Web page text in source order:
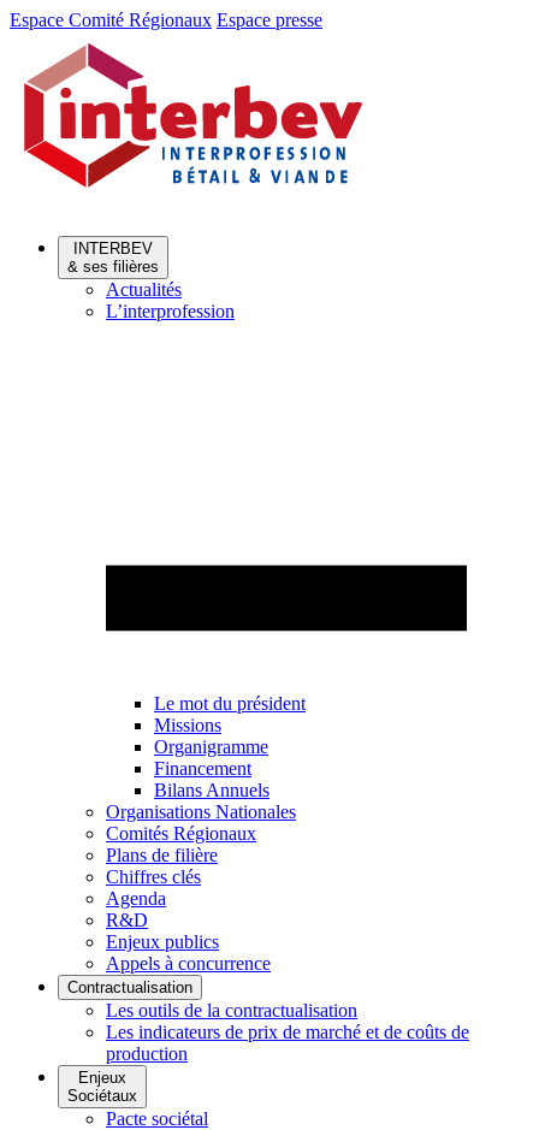
Aller
Aller
contenu
Espace Comité Régionaux Espace presse
INTERBEV
& ses filières
Actualités
L’interprofession
Le mot du président
Missions
Organigramme
Financement
Bilans Annuels
Organisations Nationales
Comités Régionaux
Plans de filière
Chiffres clés
Agenda
R&D
Enjeux publics
Appels à concurrence
Contractualisation
Les outils de la contractualisation
Les indicateurs de prix de marché et de coûts de
production
Enjeux
Sociétaux
Pacte sociétal